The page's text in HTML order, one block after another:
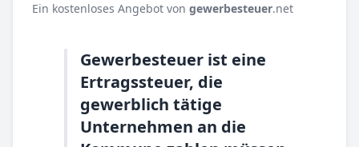
Ein kostenloses Angebot von gewerbesteuer.net
Gewerbesteuer ist eine
Ertragssteuer, die
gewerblich tätige
Unternehmen an die